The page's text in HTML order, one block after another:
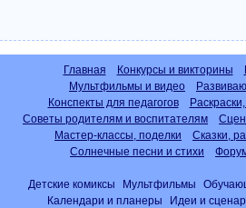
Главная Конкурсы и викторины
Мультфильмы и видео
Конспекты для педагогов
Советы родителям и воспитателям
Мастер-классы, поделки
Сказки,
Солнечные песни и стихи
Детские комиксы Мультфильмы
Календари и планеры
Идеи и